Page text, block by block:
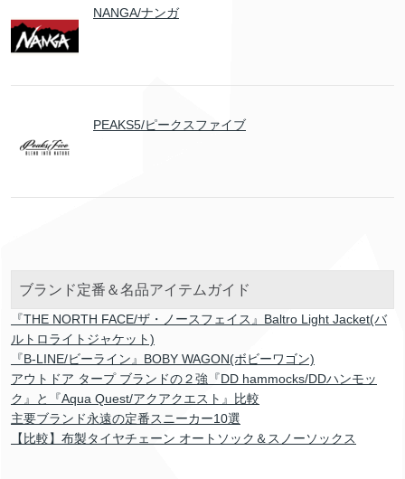
NANGA/ナンガ
PEAKS5/ピークスファイブ
ブランド定番＆名品アイテムガイド
『THE NORTH FACE/ザ・ノースフェイス』Baltro Light Jacket(バ
ルトロライトジャケット)
『B-LINE/ビーライン』BOBY WAGON(ボビーワゴン)
アウトドア タープ ブランドの２強『DD hammocks/DDハンモッ
ク』と『Aqua Quest/アクアクエスト』比較
主要ブランド永遠の定番スニーカー10選
【比較】布製タイヤチェーン オートソック＆スノーソックス